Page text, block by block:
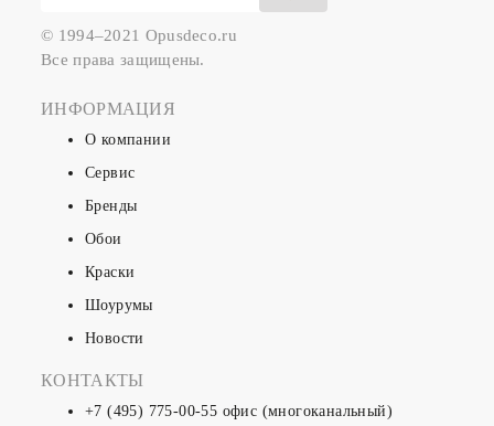
© 1994–2021 Opusdeco.ru
Все права защищены.
ИНФОРМАЦИЯ
О компании
Сервис
Бренды
Обои
Краски
Шоурумы
Новости
КОНТАКТЫ
+7 (495) 775-00-55 офис (многоканальный)